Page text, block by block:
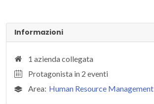
Informazioni
1 azienda collegata
Protagonista in 2 eventi
Area: Human Resource Management